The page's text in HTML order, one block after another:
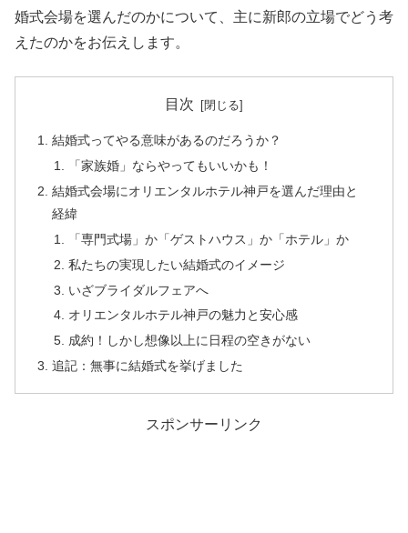
婚式会場を選んだのかについて、主に新郎の立場でどう考
えたのかをお伝えします。
目次
結婚式ってやる意味があるのだろうか？
「家族婚」ならやってもいいかも！
結婚式会場にオリエンタルホテル神戸を選んだ理由と
経緯
「専門式場」か「ゲストハウス」か「ホテル」か
私たちの実現したい結婚式のイメージ
いざブライダルフェアへ
オリエンタルホテル神戸の魅力と安心感
成約！しかし想像以上に日程の空きがない
追記：無事に結婚式を挙げました
スポンサーリンク